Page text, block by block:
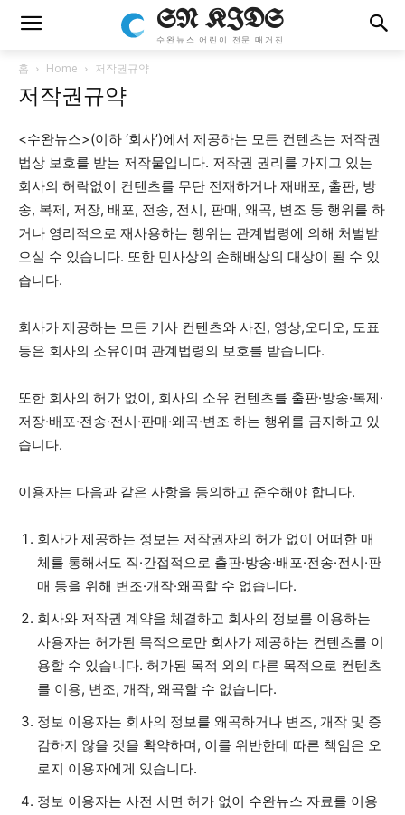
SN KIDS
수완뉴스 어린이 전문 매거진
홈 Home 저작권규약
저작권규약
<수완뉴스>(이하 ‘회사’)에서 제공하는 모든 컨텐츠는 저작권
법상 보호를 받는 저작물입니다. 저작권 권리를 가지고 있는
회사의 허락없이 컨텐츠를 무단 전재하거나 재배포, 출판, 방
송, 복제, 저장, 배포, 전송, 전시, 판매, 왜곡, 변조 등 행위를 하
거나 영리적으로 재사용하는 행위는 관계법령에 의해 처벌받
으실 수 있습니다. 또한 민사상의 손해배상의 대상이 될 수 있
습니다.
회사가 제공하는 모든 기사 컨텐츠와 사진, 영상,오디오, 도표
등은 회사의 소유이며 관계법령의 보호를 받습니다.
또한 회사의 허가 없이, 회사의 소유 컨텐츠를 출판·방송·복제·
저장·배포·전송·전시·판매·왜곡·변조 하는 행위를 금지하고 있
습니다.
이용자는 다음과 같은 사항을 동의하고 준수해야 합니다.
회사가 제공하는 정보는 저작권자의 허가 없이 어떠한 매
체를 통해서도 직·간접적으로 출판·방송·배포·전송·전시·판
매 등을 위해 변조·개작·왜곡할 수 없습니다.
회사와 저작권 계약을 체결하고 회사의 정보를 이용하는
사용자는 허가된 목적으로만 회사가 제공하는 컨텐츠를 이
용할 수 있습니다. 허가된 목적 외의 다른 목적으로 컨텐츠
를 이용, 변조, 개작, 왜곡할 수 없습니다.
정보 이용자는 회사의 정보를 왜곡하거나 변조, 개작 및 증
감하지 않을 것을 확약하며, 이를 위반한데 따른 책임은 오
로지 이용자에게 있습니다.
정보 이용자는 사전 서면 허가 없이 수완뉴스 자료를 이용